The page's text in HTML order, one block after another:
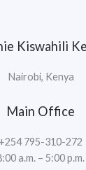
Kiswahili
Nairobi, Kenya
Main Office
+254 795-310-272
a.m. – 5:00 p.m.